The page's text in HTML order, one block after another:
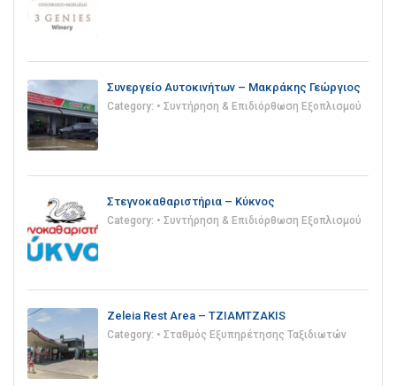
Συνεργείο Αυτοκινήτων – Μακράκης Γεώργιος
Category: • Συντήρηση & Επιδιόρθωση Εξοπλισμού
Στεγνοκαθαριστήρια – Κύκνος
Category: • Συντήρηση & Επιδιόρθωση Εξοπλισμού
Zeleia Rest Area – TZIAMTZAKIS
Category: • Σταθμός Εξυπηρέτησης Ταξιδιωτών